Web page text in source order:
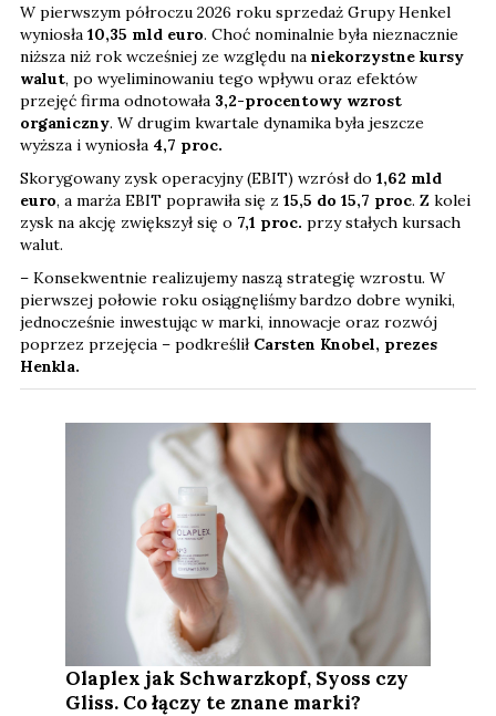
W pierwszym półroczu 2026 roku sprzedaż Grupy Henkel
wyniosła 10,35 mld euro. Choć nominalnie była nieznacznie
niższa niż rok wcześniej ze względu na niekorzystne kursy
walut, po wyeliminowaniu tego wpływu oraz efektów
przejęć firma odnotowała 3,2-procentowy wzrost
organiczny. W drugim kwartale dynamika była jeszcze
wyższa i wyniosła 4,7 proc.
Skorygowany zysk operacyjny (EBIT) wzrósł do 1,62 mld
euro, a marża EBIT poprawiła się z 15,5 do 15,7 proc. Z kolei
zysk na akcję zwiększył się o 7,1 proc. przy stałych kursach
walut.
– Konsekwentnie realizujemy naszą strategię wzrostu. W
pierwszej połowie roku osiągnęliśmy bardzo dobre wyniki,
jednocześnie inwestując w marki, innowacje oraz rozwój
poprzez przejęcia – podkreślił Carsten Knobel, prezes
Henkla.
Olaplex jak Schwarzkopf, Syoss czy
Gliss. Co łączy te znane marki?